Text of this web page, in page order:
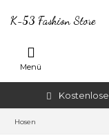
K-53 Fashion Store
Menü
Hosen